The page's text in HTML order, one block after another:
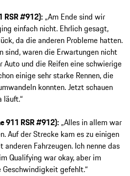
RSR #912): „Am Ende sind wir
einfach nicht. Ehrlich gesagt,
da die anderen Probleme hatten.
sind, waren die Erwartungen nicht
Auto und die Reifen eine schwierige
einige sehr starke Rennen, die
konnten. Jetzt schauen
läuft.“
911 RSR #912): „Alles in allem war
Auf der Strecke kam es zu einigen
Fahrzeugen. Ich nenne das
Qualifying war okay, aber im
Geschwindigkeit gefehlt.“